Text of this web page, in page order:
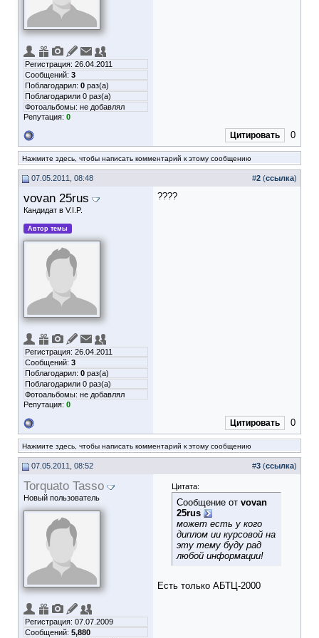
Регистрация: 26.04.2011
Сообщений: 3
Поблагодарил: 0 раз(а)
Поблагодарили 0 раз(а)
Фотоальбомы: не добавлял
Репутация: 0
Цитировать 0
Нажмите здесь, чтобы написать комментарий к этому сообщению
07.05.2011, 08:48 #2 (ссылка)
vovan 25rus
Кандидат в V.I.P.
Автор темы
Регистрация: 26.04.2011
Сообщений: 3
Поблагодарил: 0 раз(а)
Поблагодарили 0 раз(а)
Фотоальбомы: не добавлял
Репутация: 0
????
Цитировать 0
Нажмите здесь, чтобы написать комментарий к этому сообщению
07.05.2011, 08:52 #3 (ссылка)
Torquato Tasso
Новый пользователь
Регистрация: 07.07.2009
Сообщений: 5,880
Цитата:
Сообщение от vovan
25rus
может есть у кого
диплом ии курсовой на
эту тему буду рад
любой информации!
Есть только АБТЦ-2000